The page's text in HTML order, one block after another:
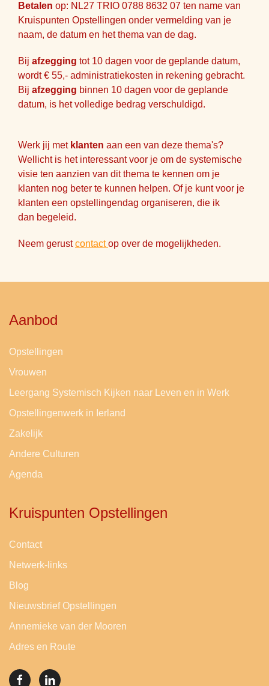
Betalen op: NL27 TRIO 0788 8632 07 ten name van
Kruispunten Opstellingen onder vermelding van je
naam, de datum en het thema van de dag.
Bij afzegging tot 10 dagen voor de geplande datum,
wordt € 55,- administratiekosten in rekening gebracht.
Bij afzegging binnen 10 dagen voor de geplande
datum, is het volledige bedrag verschuldigd.
Werk jij met klanten aan een van deze thema's?
Wellicht is het interessant voor je om de systemische
visie ten aanzien van dit thema te kennen om je
klanten nog beter te kunnen helpen. Of je kunt voor je
klanten een opstellingendag organiseren, die ik
dan begeleid.
Neem gerustcontactop over de mogelijkheden.
Aanbod
Opstellingen
Vrouwen
Leergang Systemisch Kijken naar Leven en in Werk
Opstellingenwerk in Ierland
Zakelijk
Andere Culturen
Agenda
Kruispunten Opstellingen
Contact
Netwerk-links
Blog
Nieuwsbrief Opstellingen
Annemieke van der Mooren
Adres en Route